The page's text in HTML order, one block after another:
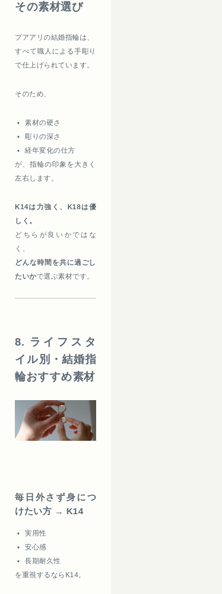
その素材選び
プアアリの結婚指輪は、
すべて職人による手彫り
で仕上げられています。
そのため、
素材の硬さ
彫りの深さ
経年変化の仕方
が、指輪の印象を大きく
左右します。
K14は力強く、K18は優
しく。
どちらが良いかではな
く、
どんな時間を共に過ごし
たいかで選ぶ素材です。
8. ライフスタ
イル別・結婚指
輪おすすめ素材
毎日外さず身につ
けたい方 → K14
実用性
安心感
長期耐久性
を重視するならK14。